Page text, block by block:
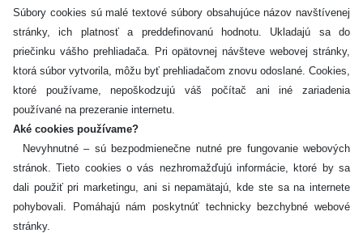
Súbory cookies sú malé textové súbory obsahujúce názov navštívenej
stránky, ich platnosť a preddefinovanú hodnotu. Ukladajú sa do
priečinku vášho prehliadača. Pri opätovnej návšteve webovej stránky,
ktorá súbor vytvorila, môžu byť prehliadačom znovu odoslané. Cookies,
ktoré používame, nepoškodzujú váš počítač ani iné zariadenia
používané na prezeranie internetu.
Aké cookies používame?
Nevyhnutné – sú bezpodmienečne nutné pre fungovanie webových
stránok. Tieto cookies o vás nezhromažďujú informácie, ktoré by sa
dali použiť pri marketingu, ani si nepamätajú, kde ste sa na internete
pohybovali. Pomáhajú nám poskytnúť technicky bezchybné webové
stránky.